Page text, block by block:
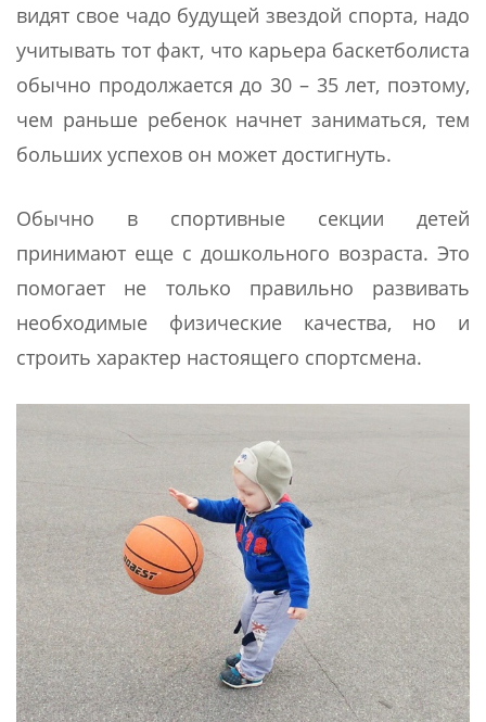
видят свое чадо будущей звездой спорта, надо
учитывать тот факт, что карьера баскетболиста
обычно продолжается до 30 – 35 лет, поэтому,
чем раньше ребенок начнет заниматься, тем
больших успехов он может достигнуть.
Обычно в спортивные секции детей
принимают еще с дошкольного возраста. Это
помогает не только правильно развивать
необходимые физические качества, но и
строить характер настоящего спортсмена.